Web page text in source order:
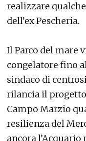
realizzare
dell’ex Pescheria.
Il Parco del mare
congelatore fino
sindaco di
rilancia il
Campo Marzio
resilienza del
ancora